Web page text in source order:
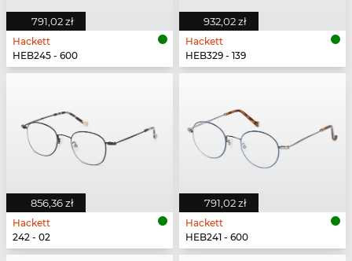
791,02 zł
Hackett
HEB245 - 600
932,02 zł
Hackett
HEB329 - 139
856,36 zł
Hackett
242 - 02
791,02 zł
Hackett
HEB241 - 600